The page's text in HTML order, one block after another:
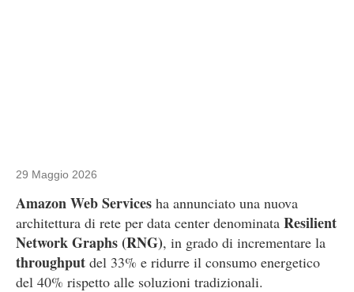
29 Maggio 2026
Amazon Web Services ha annunciato una nuova
architettura di rete per data center denominata Resilient
Network Graphs (RNG), in grado di incrementare la
throughput del 33% e ridurre il consumo energetico
del 40% rispetto alle soluzioni tradizionali.